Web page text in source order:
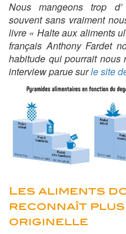
Nous mangeons trop d’
souvent sans vraiment
livre « Halte aux aliments
français Anthony Fardet
habitude qui pourrait nous
interview parue surle site
Les aliments
reconnaît
originelle